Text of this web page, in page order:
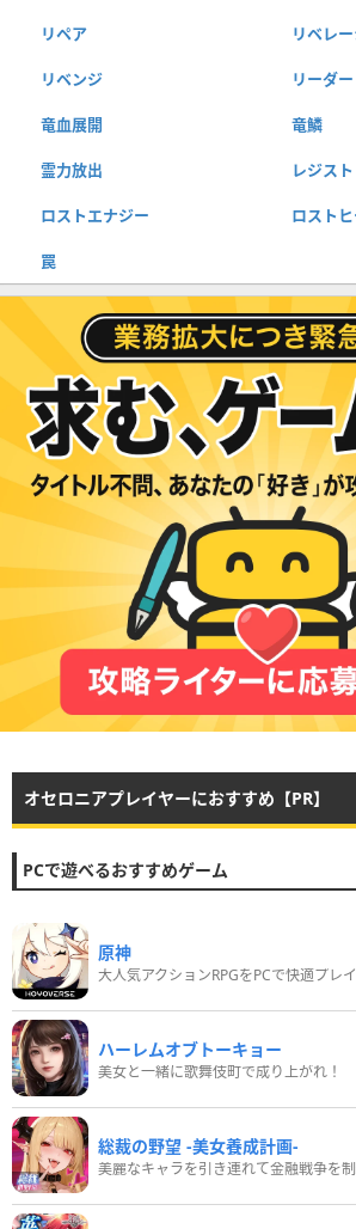
リペア リベレ
リベンジ リーダー
竜血展開 竜鱗
霊力放出 レジスト
ロストエナジー ロスト
罠
オセロニアプレイヤーにおすすめ【PR】
PCで遊べるおすすめゲーム
原神
大人気アクションRPGをPCで快適プレイ
ハーレムオブトーキョー
美女と一緒に歌舞伎町で成り上がれ！
総裁の野望 -美女養成計画-
美麗なキャラを引き連れて金融戦争を制